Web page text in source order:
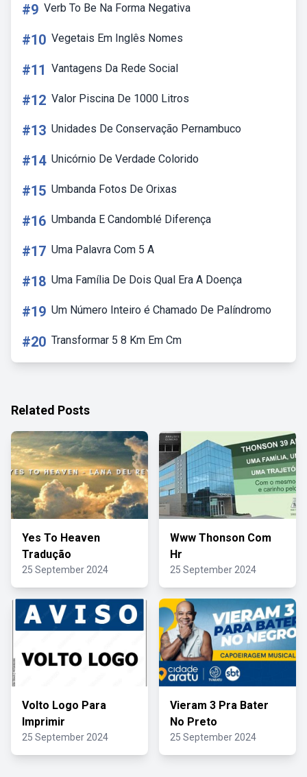
#9 Verb To Be Na Forma Negativa
#10 Vegetais Em Inglês Nomes
#11 Vantagens Da Rede Social
#12 Valor Piscina De 1000 Litros
#13 Unidades De Conservação Pernambuco
#14 Unicórnio De Verdade Colorido
#15 Umbanda Fotos De Orixas
#16 Umbanda E Candomblé Diferença
#17 Uma Palavra Com 5 A
#18 Uma Família De Dois Qual Era A Doença
#19 Um Número Inteiro é Chamado De Palíndromo
#20 Transformar 5 8 Km Em Cm
Related Posts
Yes To Heaven
Tradução
25 September 2024
Www Thonson Com
Hr
25 September 2024
Volto Logo Para
Imprimir
25 September 2024
Vieram 3 Pra Bater
No Preto
25 September 2024